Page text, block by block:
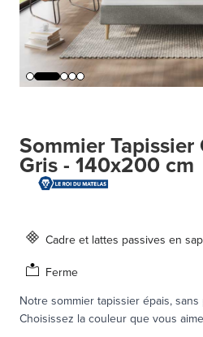
Sommier Tapissier
Gris - 140x200 cm
Cadre et lattes passives en
Ferme
Notre sommier tapissier épais,
Choisissez la couleur que vous